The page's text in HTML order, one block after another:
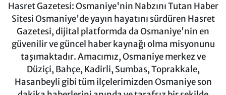
Hasret Gazetesi: Osmaniye'nin Nabzını Tutan Haber
Sitesi Osmaniye'de yayın hayatını sürdüren Hasret
Gazetesi, dijital platformda da Osmaniye'nin en
güvenilir ve güncel haber kaynağı olma misyonunu
taşımaktadır. Amacımız, Osmaniye merkez ve
Düziçi, Bahçe, Kadirli, Sumbas, Toprakkale,
Hasanbeyli gibi tüm ilçelerimizden Osmaniye son